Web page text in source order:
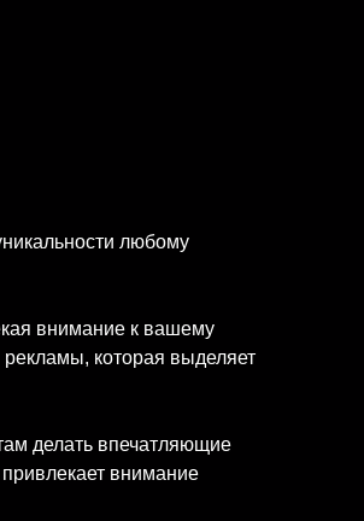
любому
внимание к вашему
рекламы, которая выделяет
делать впечатляющие
внимание